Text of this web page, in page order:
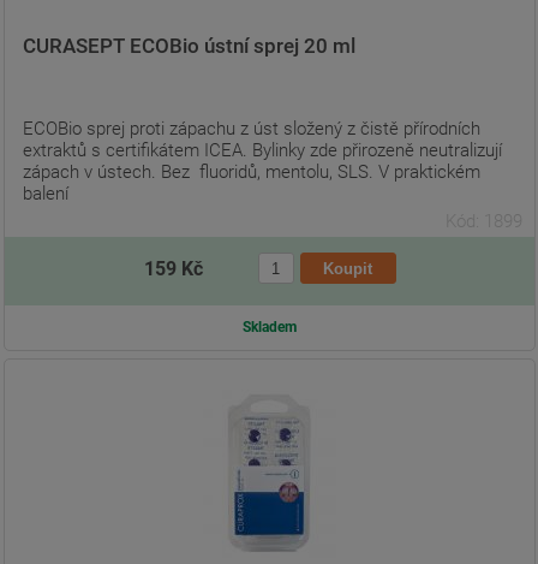
CURASEPT ECOBio ústní sprej 20 ml
ECOBio sprej proti zápachu z úst složený z čistě přírodních
extraktů s certifikátem ICEA. Bylinky zde přirozeně neutralizují
zápach v ústech. Bez fluoridů, mentolu, SLS. V praktickém
balení
Kód: 1899
159 Kč
Skladem